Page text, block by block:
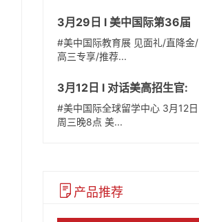
3月29日 l 美中国际第36届
国际教育展
#美中国际教育展 见面礼/直降金/
高三专享/推荐...
3月12日 l 对话美高招生官:
破解内卷真相
#美中国际全球留学中心 3月12日
周三晚8点 美...
产品推荐